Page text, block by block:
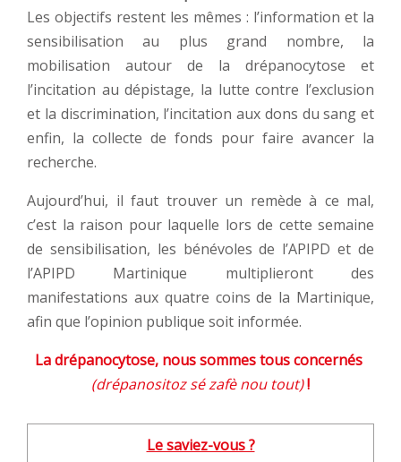
Les objectifs restent les mêmes : l’information et la
sensibilisation au plus grand nombre, la
mobilisation autour de la drépanocytose et
l’incitation au dépistage, la lutte contre l’exclusion
et la discrimination, l’incitation aux dons du sang et
enfin, la collecte de fonds pour faire avancer la
recherche.
Aujourd’hui, il faut trouver un remède à ce mal,
c’est la raison pour laquelle lors de cette semaine
de sensibilisation, les bénévoles de l’APIPD et de
l’APIPD Martinique multiplieront des
manifestations aux quatre coins de la Martinique,
afin que l’opinion publique soit informée.
La drépanocytose, nous sommes tous concernés
(drépanositoz sé zafè nou tout)!
Le saviez-vous ?